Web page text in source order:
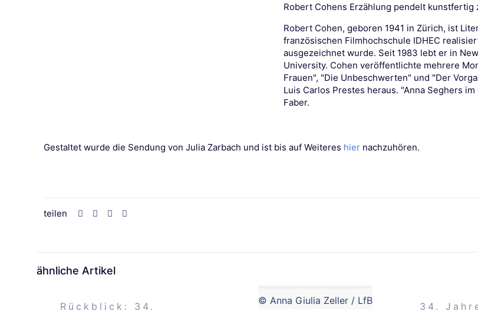
Robert Cohens Erzählung pendelt
Robert Cohen, geboren 1941 in Zürich, ist
französischen Filmhochschule IDHEC
ausgezeichnet wurde. Seit 1983 lebt er in
University. Cohen veröffentlichte mehrere
Frauen", "Die Unbeschwerten" und "Der
Luis Carlos Prestes heraus. "Anna Seghers
Faber.
Gestaltet wurde die Sendung von Julia Zarbach und ist bis auf Weiteres hier nachzuhören.
teilen
ähnliche Artikel
Rückblick: 34. © Anna Giulia Zeller / LfB 34.